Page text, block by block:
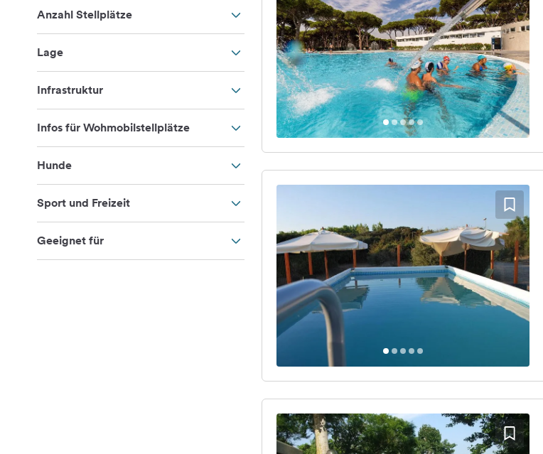
Anzahl Stellplätze
Lage
Infrastruktur
Infos für Wohmobilstellplätze
Hunde
Sport und Freizeit
Geeignet für